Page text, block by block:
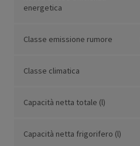
energetica
Classe emissione rumore
Classe climatica
Capacità netta totale (l)
Capacità netta frigorifero (l)